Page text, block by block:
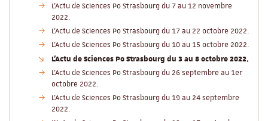
L'Actu de Sciences Po Strasbourg du 7 au 12 novembre
2022.
L'Actu de Sciences Po Strasbourg du 17 au 22 octobre 2022.
L'Actu de Sciences Po Strasbourg du 10 au 15 octobre 2022.
L'Actu de Sciences Po Strasbourg du 3 au 8 octobre 2022.
L'Actu de Sciences Po Strasbourg du 26 septembre au 1er
octobre 2022.
L'Actu de Sciences Po Strasbourg du 19 au 24 septembre
2022.